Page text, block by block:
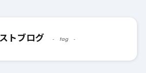
トブログ tag